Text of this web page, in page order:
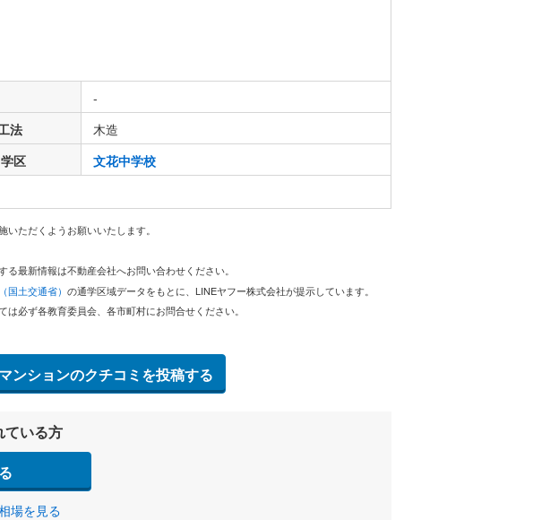
-
法
木造
区 文花中学校
ただくようお願いいたします。
最新情報は不動産会社へお問い合わせください。
国土交通省） の通学区域データをもとに、LINEヤフー株式会社が提示しています。
必ず各教育委員会、各市町村にお問合せください。
ンションのクチコミを投稿する
ている方
場を見る